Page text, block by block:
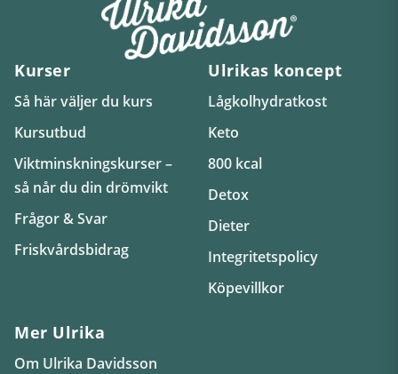
Kurser
Så här väljer du kurs
Kursutbud
Viktminskningskurser –
så når du din drömvikt
Frågor & Svar
Friskvårdsbidrag
Ulrikas koncept
Lågkolhydratkost
Keto
800 kcal
Detox
Dieter
Integritetspolicy
Köpevillkor
Mer Ulrika
Om Ulrika Davidsson